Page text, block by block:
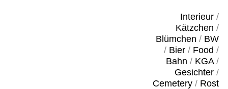
Interieur/
Kätzchen /
Blümchen / BW
/ Bier/ Food /
Bahn / KGA/
Gesichter/
Cemetery/ Rost